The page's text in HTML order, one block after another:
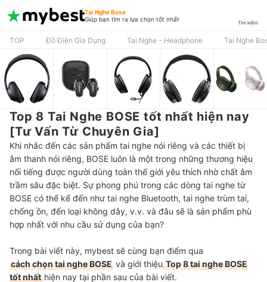
Tai Nghe Bose
Giúp bạn tìm ra lựa chọn tốt nhất
Tìm kiếm
TOP Đồ Điện Gia Dụng Tai Nghe - Headphone Tai Nghe
Top 8 Tai Nghe BOSE tốt nhất hiện nay
[Tư Vấn Từ Chuyên Gia]
Khi nhắc đến các sản phẩm tai nghe nói riêng và các thiết bị
âm thanh nói riêng, BOSE luôn là một trong những thương hiệu
nổi tiếng được người dùng toàn thế giới yêu thích nhờ chất âm
trầm sâu đặc biệt. Sự phong phú trong các dòng tai nghe từ
BOSE có thể kể đến như tai nghe Bluetooth, tai nghe trùm tai,
chống ồn, đến loại không dây, v.v. và đâu sẽ là sản phẩm phù
hợp nhất với nhu cầu sử dụng của bạn?
Trong bài viết này, mybest sẽ cùng bạn điểm qua
cách chọn tai nghe BOSE và giới thiệuTop 8 tai nghe BOSE
tốt nhấthiện nay tại phần sau của bài viết.